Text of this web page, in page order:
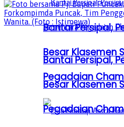
Bantai Persipal,
Besar Klasemen
Pegadaian
Bantai Persipal,
Besar Klasemen
Pegadaian